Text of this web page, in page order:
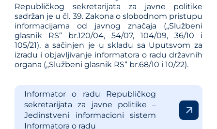
Republičkog sekretarijata za javne politike
sadržan je u čl. 39. Zakona o slobodnom pristupu
informacijama od javnog značaja („Službeni
glasnik RS“ br.120/04, 54/07, 104/09, 36/10 i
105/21), a sačinjen je u skladu sa Uputsvom za
izradu i objavljivanje informatora o radu državnih
organa („Službeni glasnik RS“ br.68/10 i 10/22).
Informator o radu Republičkog
sekretarijata za javne politike –
Jedinstveni informacioni sistem
Informatora o radu